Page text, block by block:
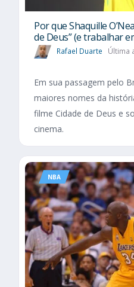
Por que Shaquille
de Deus” (e trabalhar
Rafael Duarte Última
Em sua passagem pelo
maiores nomes da
filme Cidade de Deus e
cinema.
NBA